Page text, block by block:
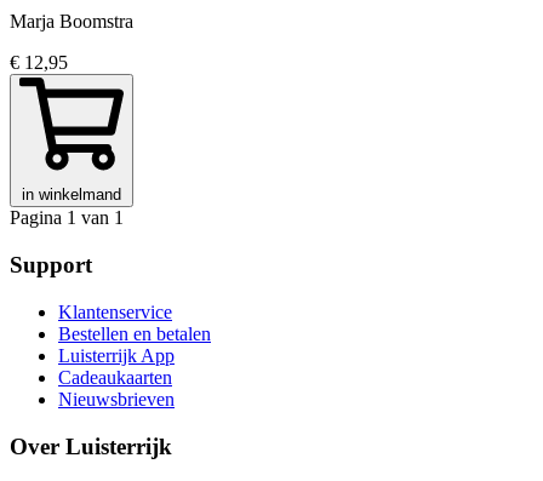
Marja Boomstra
€ 12,95
in winkelmand
Pagina 1 van 1
Support
Klantenservice
Bestellen en betalen
Luisterrijk App
Cadeaukaarten
Nieuwsbrieven
Over Luisterrijk